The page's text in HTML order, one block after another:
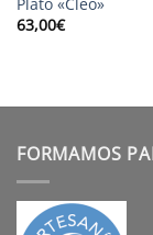
63,00€
FORMAMOS